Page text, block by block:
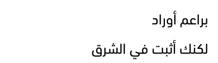
براعم أوراد
لكنك أثبت في الشرق